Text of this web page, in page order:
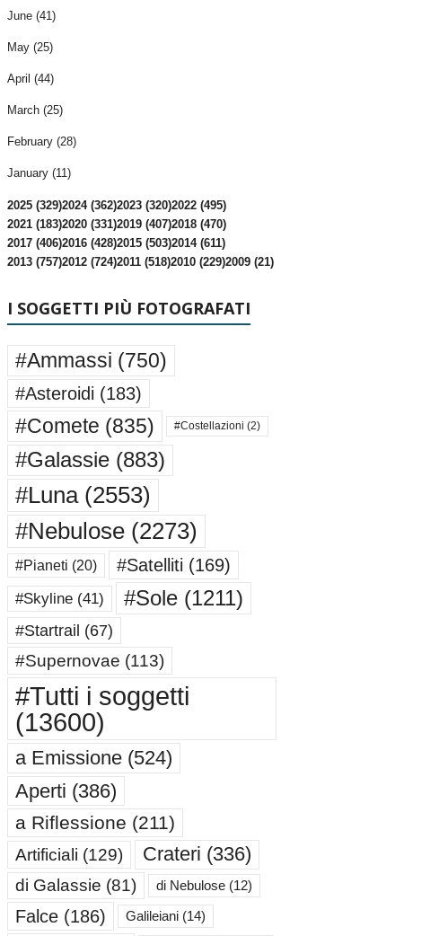
June (41)
May (25)
April (44)
March (25)
February (28)
January (11)
2025 (329)2024 (362)2023 (320)2022 (495)
2021 (183)2020 (331)2019 (407)2018 (470)
2017 (406)2016 (428)2015 (503)2014 (611)
2013 (757)2012 (724)2011 (518)2010 (229)2009 (21)
I SOGGETTI PIÙ FOTOGRAFATI
#Ammassi (750)
#Asteroidi (183)
#Comete (835) #Costellazioni (2)
#Galassie(883)
#Luna(2553)
#Nebulose(2273)
#Pianeti (20) #Satelliti (169)
#Skyline(41) #Sole(1211)
#Startrail (67)
#Supernovae (113)
#Tutti i soggetti
(13600)
a Emissione(524)
Aperti (386)
a Riflessione (211)
Artificiali (129) Crateri (336)
di Galassie (81) di Nebulose(12)
Falce(186) Galileiani(14)